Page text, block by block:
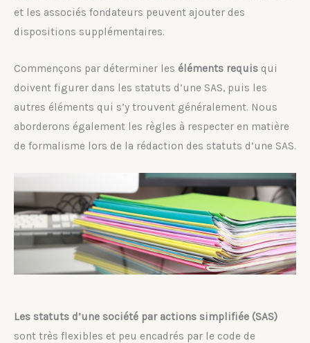
et les associés fondateurs peuvent ajouter des
dispositions supplémentaires.
Commençons par déterminer les éléments requis qui
doivent figurer dans les statuts d’une SAS, puis les
autres éléments qui s’y trouvent généralement. Nous
aborderons également les règles à respecter en matière
de formalisme lors de la rédaction des statuts d’une SAS.
Les statuts d’une société par actions simplifiée (SAS)
sont très flexibles et peu encadrés par le code de